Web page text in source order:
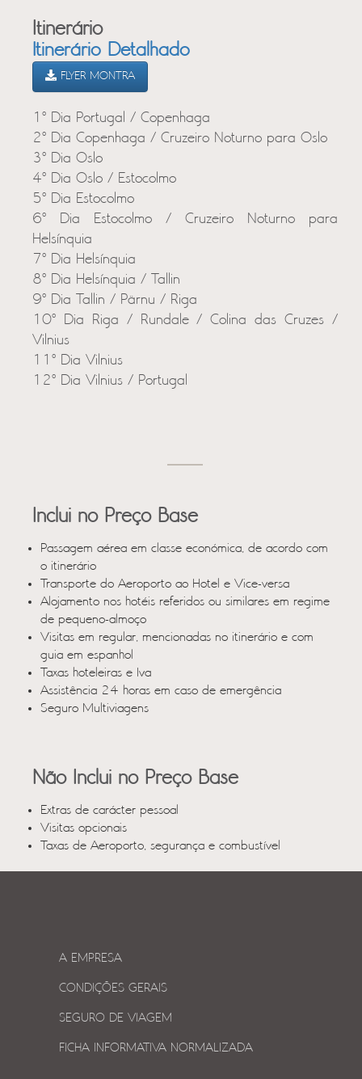
Itinerário
Itinerário Detalhado
FLYER MONTRA
1º Dia Portugal / Copenhaga
2º Dia Copenhaga / Cruzeiro Noturno para Oslo
3º Dia Oslo
4º Dia Oslo / Estocolmo
5º Dia Estocolmo
6º Dia Estocolmo / Cruzeiro Noturno para
Helsínquia
7º Dia Helsínquia
8º Dia Helsínquia / Tallin
9º Dia Tallin / Pärnu / Riga
10º Dia Riga / Rundale / Colina das Cruzes /
Vilnius
11º Dia Vilnius
12º Dia Vilnius / Portugal
Inclui no Preço Base
Passagem aérea em classe económica, de acordo com
o itinerário
Transporte do Aeroporto ao Hotel e Vice-versa
Alojamento nos hotéis referidos ou similares em regime
de pequeno-almoço
Visitas em regular, mencionadas no itinerário e com
guia em espanhol
Taxas hoteleiras e Iva
Assistência 24 horas em caso de emergência
Seguro Multiviagens
Não Inclui no Preço Base
Extras de carácter pessoal
Visitas opcionais
Taxas de Aeroporto, segurança e combustível
A EMPRESA
CONDIÇÕES GERAIS
SEGURO DE VIAGEM
FICHA INFORMATIVA NORMALIZADA